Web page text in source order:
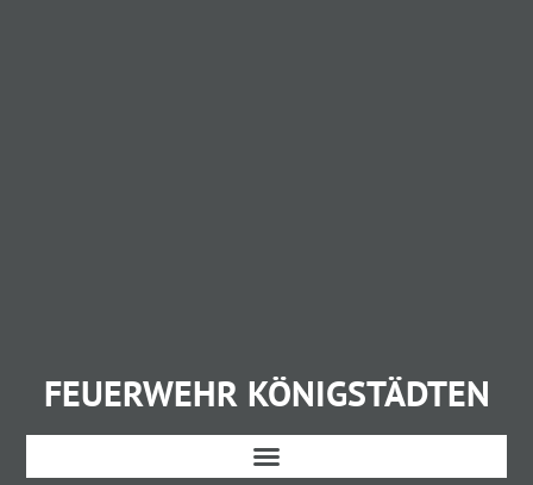
FEUERWEHR KÖNIGSTÄDTEN